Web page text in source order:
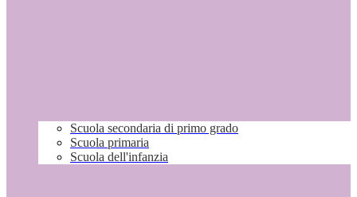
Scuola secondaria di primo grado
Scuola primaria
Scuola dell'infanzia